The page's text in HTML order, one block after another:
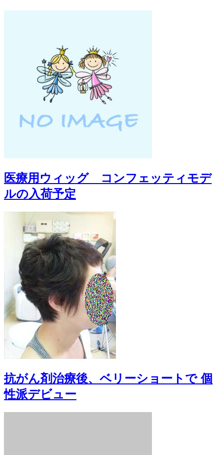
医療用ウィッグ コンフェッティモデ
ルの入荷予定
抗がん剤治療後、ベリーショートで 個
性派デビュー